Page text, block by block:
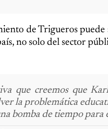
de Trigueros
no solo del sector
que creemos que
la problemática
bomba de tiempo para